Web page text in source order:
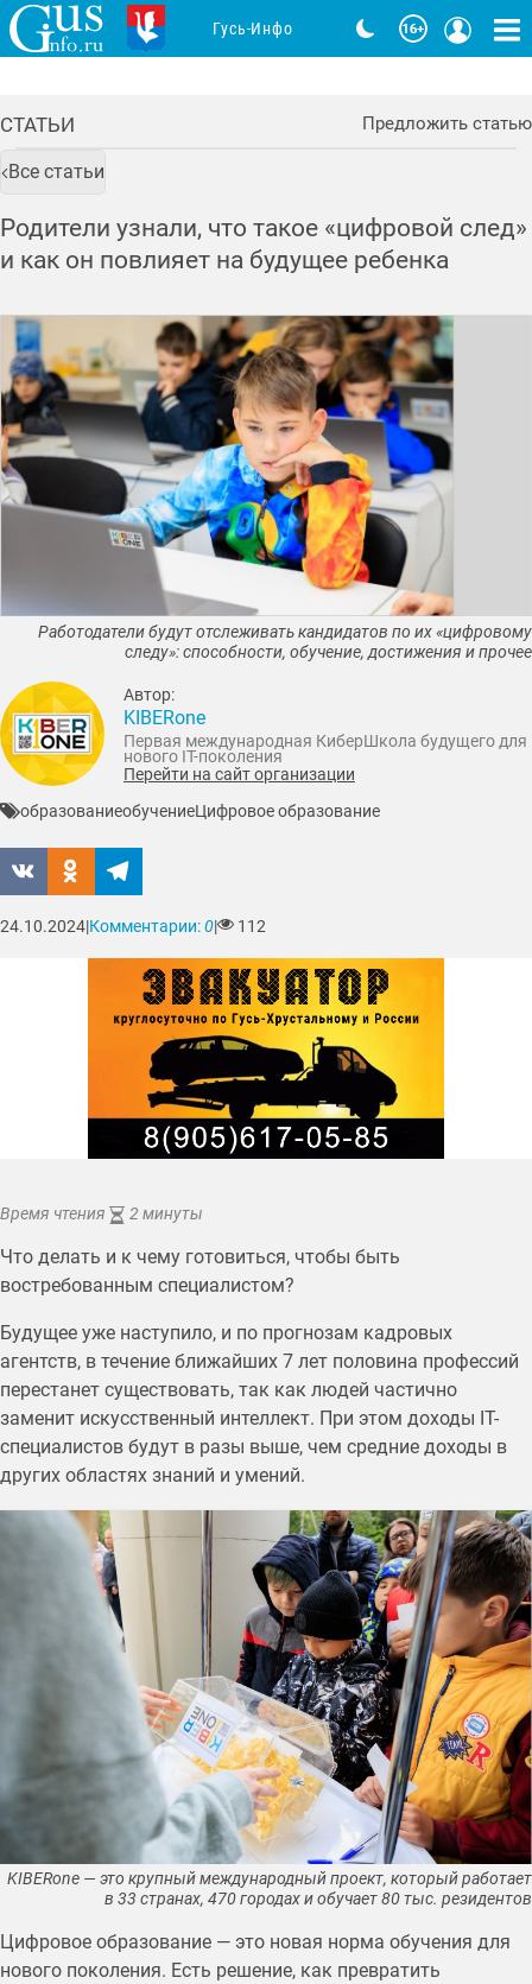
СТАТЬИ Предложить статью
Все статьи
Родители узнали, что такое «цифровой след»
и как он повлияет на будущее ребенка
Время чтения 2 минуты
Что делать и к чему готовиться, чтобы быть
востребованным специалистом?
Будущее уже наступило, и по прогнозам кадровых
агентств, в течение ближайших 7 лет половина профессий
перестанет существовать, так как людей частично
заменит искусственный интеллект. При этом доходы IT-
специалистов будут в разы выше, чем средние доходы в
других областях знаний и умений.
KIBERone — это крупный международный проект, который работает
в 33 странах, 470 городах и обучает 80 тыс. резидентов
Цифровое образование — это новая норма обучения для
нового поколения. Есть решение, как превратить
Автор:
KIBERone
Первая международная КиберШкола будущего для
нового IT-поколения
Перейти на сайт организации
образованиеобучениеЦифровое образование
24.10.2024 Комментарии:0 112
Работодатели будут отслеживать кандидатов по их «цифровому
следу»: способности, обучение, достижения и прочее
Гусь-Инфо